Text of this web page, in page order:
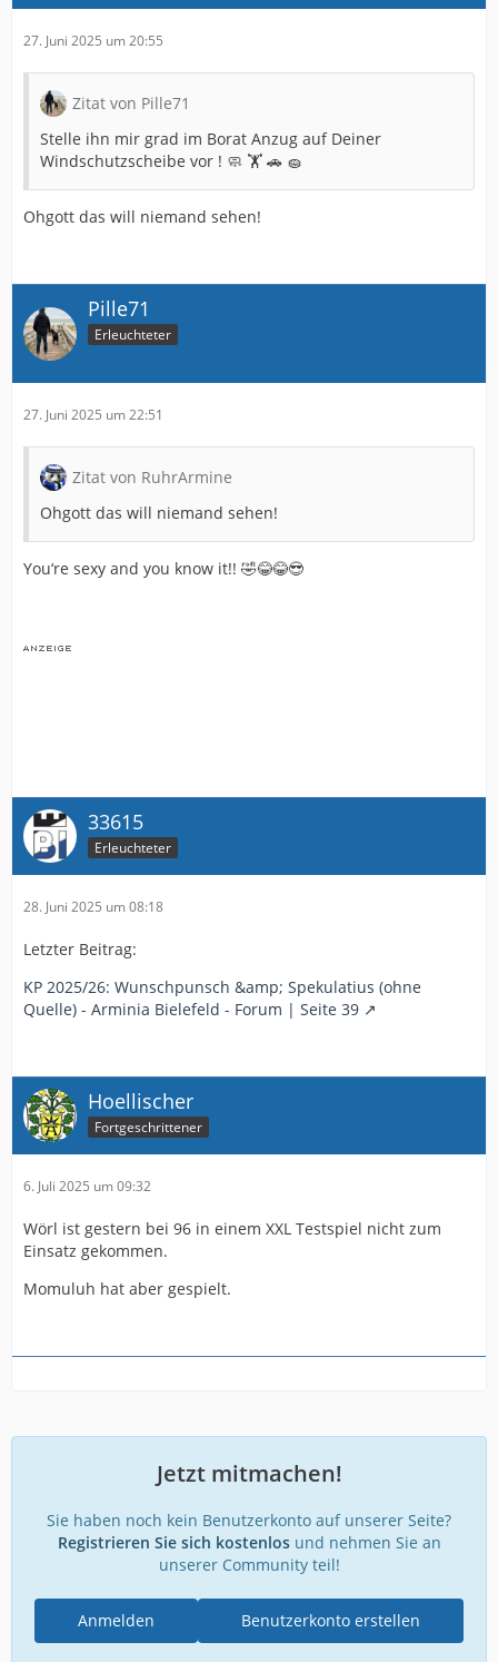
27. Juni 2025 um 20:55
Zitat von Pille71
Stelle ihn mir grad im Borat Anzug auf Deiner
Windschutzscheibe vor ! 🧼 🏋️ 🚗 🧽
Ohgott das will niemand sehen!
Pille71
Erleuchteter
27. Juni 2025 um 22:51
Zitat von RuhrArmine
Ohgott das will niemand sehen!
You‘re sexy and you know it!! 🤣😂😂😎
33615
Erleuchteter
28. Juni 2025 um 08:18
Letzter Beitrag:
KP 2025/26: Wunschpunsch &amp; Spekulatius (ohne
Quelle) - Arminia Bielefeld - Forum | Seite 39
Hoellischer
Fortgeschrittener
6. Juli 2025 um 09:32
Wörl ist gestern bei 96 in einem XXL Testspiel nicht zum
Einsatz gekommen.
Momuluh hat aber gespielt.
Jetzt mitmachen!
Sie haben noch kein Benutzerkonto auf unserer Seite?
Registrieren Sie sich kostenlosund nehmen Sie an
unserer Community teil!
Benutzerkonto erstellen
Anmelden